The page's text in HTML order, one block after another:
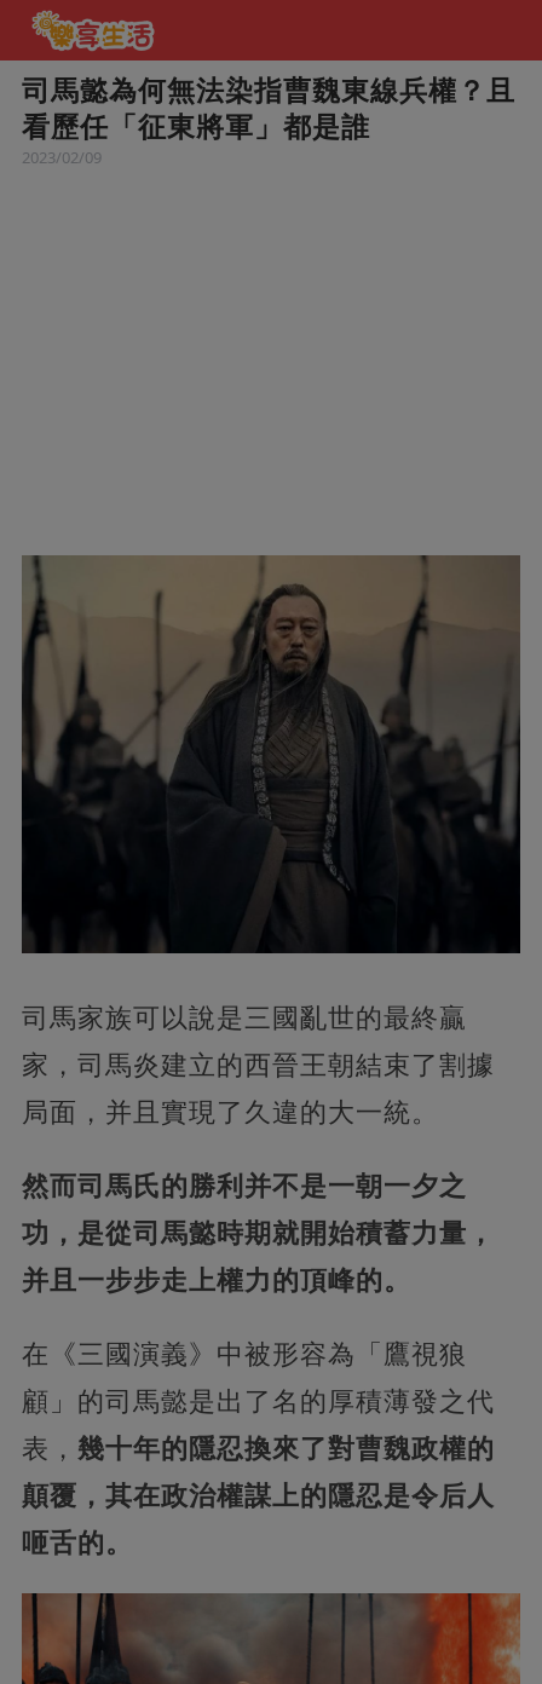
司馬懿為何無法染指曹魏東線兵權？且
看歷任「征東將軍」都是誰
2023/02/09
司馬家族可以說是三國亂世的最終贏
家，司馬炎建立的西晉王朝結束了割據
局面，并且實現了久違的大一統。
然而司馬氏的勝利并不是一朝一夕之
功，是從司馬懿時期就開始積蓄力量，
并且一步步走上權力的頂峰的。
在《三國演義》中被形容為「鷹視狼
顧」的司馬懿是出了名的厚積薄發之代
表， 幾十年的隱忍換來了對曹魏政權的
顛覆，其在政治權謀上的隱忍是令后人
咂舌的。